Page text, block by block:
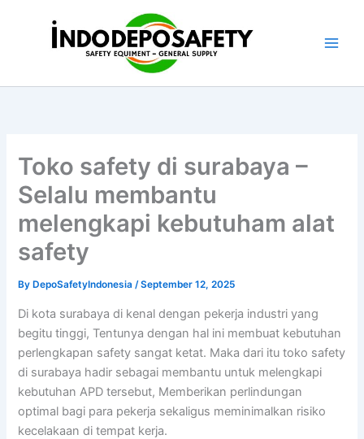
Toko safety di surabaya –
Selalu membantu
melengkapi kebutuham alat
safety
By DepoSafetyIndonesia/September 12, 2025
Di kota surabaya di kenal dengan pekerja industri yang
begitu tinggi, Tentunya dengan hal ini membuat kebutuhan
perlengkapan safety sangat ketat. Maka dari itu toko safety
di surabaya hadir sebagai membantu untuk melengkapi
kebutuhan APD tersebut, Memberikan perlindungan
optimal bagi para pekerja sekaligus meminimalkan risiko
kecelakaan di tempat kerja.